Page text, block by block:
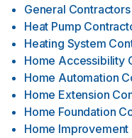
General Contractors
Heat Pump
Heating System
Home Accessibility
Home Automation
Home Extension
Home Foundation
Home